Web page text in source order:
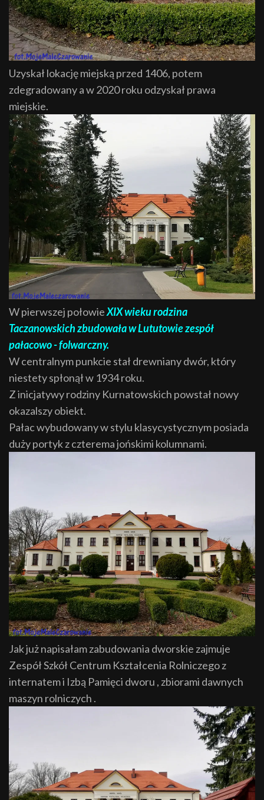
Uzyskał lokację miejską przed 1406, potem
zdegradowany a w 2020 roku odzyskał prawa
miejskie.
W pierwszej połowieXIX wieku rodzina
Taczanowskich zbudowała w Lututowie zespół
pałacowo - folwarczny.
W centralnym punkcie stał drewniany dwór, który
niestety spłonął w 1934 roku.
Z inicjatywy rodziny Kurnatowskich powstał nowy
okazalszy obiekt.
Pałac wybudowany w stylu klasycystycznym posiada
duży portyk z czterema jońskimi kolumnami.
Jak już napisałam zabudowania dworskie zajmuje
Zespół Szkół Centrum Kształcenia Rolniczego z
internatem i Izbą Pamięci dworu , zbiorami dawnych
maszyn rolniczych .